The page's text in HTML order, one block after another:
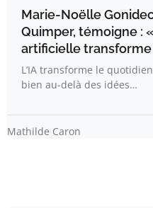
Marie-Noëlle
Quimper, témoigne :
artificielle
L’IA transforme le
bien au-delà des idées…
Mathilde Caron